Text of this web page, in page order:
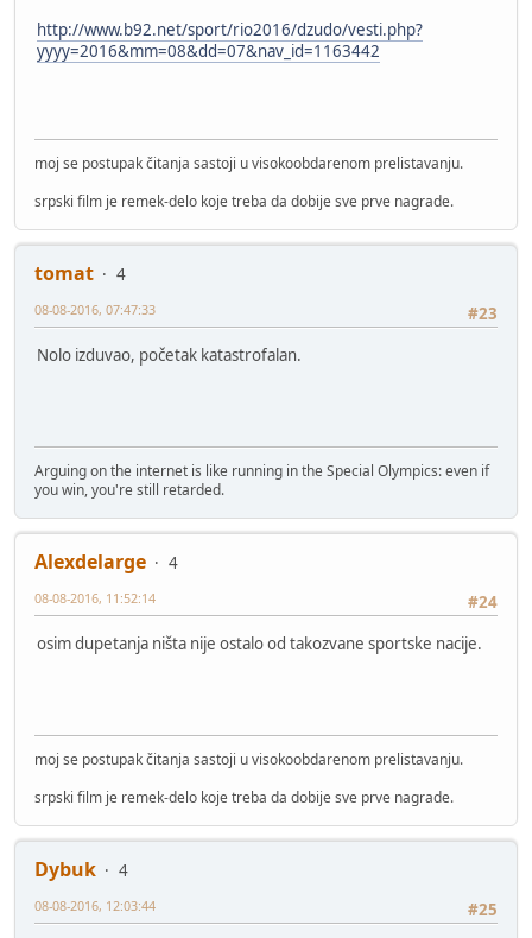
http://www.b92.net/sport/rio2016/dzudo/vesti.php?
yyyy=2016&mm=08&dd=07&nav_id=1163442
moj se postupak čitanja sastoji u visokoobdarenom prelistavanju.
srpski film je remek-delo koje treba da dobije sve prve nagrade.
tomat
4
#23
08-08-2016, 07:47:33
Nolo izduvao, početak katastrofalan.
Arguing on the internet is like running in the Special Olympics: even if
you win, you're still retarded.
Alexdelarge
4
#24
08-08-2016, 11:52:14
osim dupetanja ništa nije ostalo od takozvane sportske nacije.
moj se postupak čitanja sastoji u visokoobdarenom prelistavanju.
srpski film je remek-delo koje treba da dobije sve prve nagrade.
Dybuk
4
#25
08-08-2016, 12:03:44